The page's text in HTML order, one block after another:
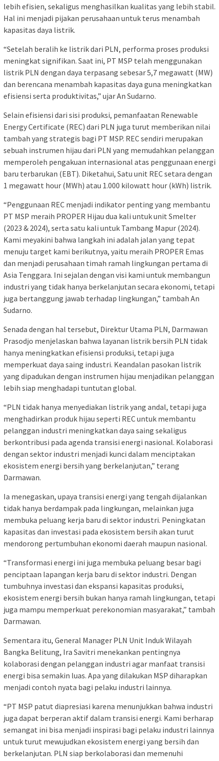
lebih efisien, sekaligus menghasilkan kualitas yang lebih stabil.
Hal ini menjadi pijakan perusahaan untuk terus menambah
kapasitas daya listrik.
“Setelah beralih ke listrik dari PLN, performa proses produksi
meningkat signifikan. Saat ini, PT MSP telah menggunakan
listrik PLN dengan daya terpasang sebesar 5,7 megawatt (MW)
dan berencana menambah kapasitas daya guna meningkatkan
efisiensi serta produktivitas,” ujar An Sudarno.
Selain efisiensi dari sisi produksi, pemanfaatan Renewable
Energy Certificate (REC) dari PLN juga turut memberikan nilai
tambah yang strategis bagi PT MSP. REC sendiri merupakan
sebuah instrumen hijau dari PLN yang memudahkan pelanggan
memperoleh pengakuan internasional atas penggunaan energi
baru terbarukan (EBT). Diketahui, Satu unit REC setara dengan
1 megawatt hour (MWh) atau 1.000 kilowatt hour (kWh) listrik.
“Penggunaan REC menjadi indikator penting yang membantu
PT MSP meraih PROPER Hijau dua kali untuk unit Smelter
(2023 & 2024), serta satu kali untuk Tambang Mapur (2024).
Kami meyakini bahwa langkah ini adalah jalan yang tepat
menuju target kami berikutnya, yaitu meraih PROPER Emas
dan menjadi perusahaan timah ramah lingkungan pertama di
Asia Tenggara. Ini sejalan dengan visi kami untuk membangun
industri yang tidak hanya berkelanjutan secara ekonomi, tetapi
juga bertanggung jawab terhadap lingkungan,” tambah An
Sudarno.
Senada dengan hal tersebut, Direktur Utama PLN, Darmawan
Prasodjo menjelaskan bahwa layanan listrik bersih PLN tidak
hanya meningkatkan efisiensi produksi, tetapi juga
memperkuat daya saing industri. Keandalan pasokan listrik
yang dipadukan dengan instrumen hijau menjadikan pelanggan
lebih siap menghadapi tuntutan global.
“PLN tidak hanya menyediakan listrik yang andal, tetapi juga
menghadirkan produk hijau seperti REC untuk membantu
pelanggan industri meningkatkan daya saing sekaligus
berkontribusi pada agenda transisi energi nasional. Kolaborasi
dengan sektor industri menjadi kunci dalam menciptakan
ekosistem energi bersih yang berkelanjutan,” terang
Darmawan.
Ia menegaskan, upaya transisi energi yang tengah dijalankan
tidak hanya berdampak pada lingkungan, melainkan juga
membuka peluang kerja baru di sektor industri. Peningkatan
kapasitas dan investasi pada ekosistem bersih akan turut
mendorong pertumbuhan ekonomi daerah maupun nasional.
“Transformasi energi ini juga membuka peluang besar bagi
penciptaan lapangan kerja baru di sektor industri. Dengan
tumbuhnya investasi dan ekspansi kapasitas produksi,
ekosistem energi bersih bukan hanya ramah lingkungan, tetapi
juga mampu memperkuat perekonomian masyarakat,” tambah
Darmawan.
Sementara itu, General Manager PLN Unit Induk Wilayah
Bangka Belitung, Ira Savitri menekankan pentingnya
kolaborasi dengan pelanggan industri agar manfaat transisi
energi bisa semakin luas. Apa yang dilakukan MSP diharapkan
menjadi contoh nyata bagi pelaku industri lainnya.
“PT MSP patut diapresiasi karena menunjukkan bahwa industri
juga dapat berperan aktif dalam transisi energi. Kami berharap
semangat ini bisa menjadi inspirasi bagi pelaku industri lainnya
untuk turut mewujudkan ekosistem energi yang bersih dan
berkelanjutan. PLN siap berkolaborasi dan memenuhi